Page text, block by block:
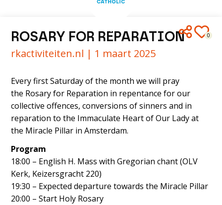
0
ROSARY FOR REPARATION
rkactiviteiten.nl | 1 maart 2025
Every first Saturday of the month we will pray
the Rosary for Reparation in repentance for our
collective offences, conversions of sinners and in
reparation to the Immaculate Heart of Our Lady at
the Miracle Pillar in Amsterdam.
Program
18:00 – English H. Mass with Gregorian chant (OLV
Kerk, Keizersgracht 220)
19:30 – Expected departure towards the Miracle Pillar
20:00 – Start Holy Rosary